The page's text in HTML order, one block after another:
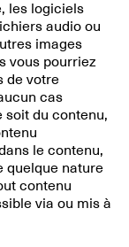
les logiciels
audio ou
images
vous pourriez
de votre
cas
soit du contenu,
le contenu,
quelque nature
contenu
via ou mis à